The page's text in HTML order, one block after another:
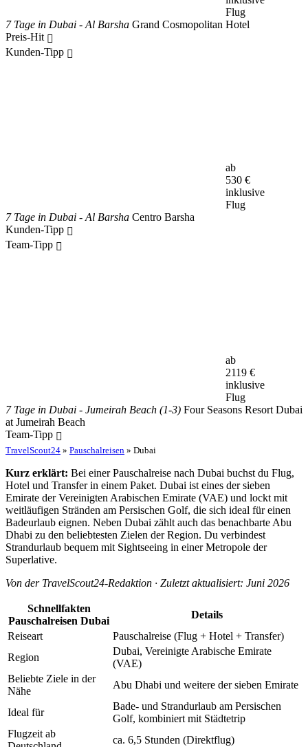
Flug
7 Tage in Dubai - Al Barsha Grand Cosmopolitan Hotel
Preis-Hit
Kunden-Tipp
ab
530 €
inklusive
Flug
7 Tage in Dubai - Al Barsha Centro Barsha
Kunden-Tipp
Team-Tipp
ab
2119 €
inklusive
Flug
7 Tage in Dubai - Jumeirah Beach (1-3) Four Seasons Resort Dubai
at Jumeirah Beach
Team-Tipp
TravelScout24 » Pauschalreisen » Dubai
Kurz erklärt: Bei einer Pauschalreise nach Dubai buchst du Flug,
Hotel und Transfer in einem Paket. Dubai ist eines der sieben
Emirate der Vereinigten Arabischen Emirate (VAE) und lockt mit
weitläufigen Stränden am Persischen Golf, die sich ideal für einen
Badeurlaub eignen. Neben Dubai zählt auch das benachbarte Abu
Dhabi zu den beliebtesten Zielen der Region. Du verbindest
Strandurlaub bequem mit Sightseeing in einer Metropole der
Superlative.
Von der TravelScout24-Redaktion · Zuletzt aktualisiert: Juni 2026
Schnellfakten
Pauschalreisen Dubai
Details
Reiseart
Pauschalreise (Flug + Hotel + Transfer)
Region
Dubai, Vereinigte Arabische Emirate
(VAE)
Beliebte Ziele in der
Nähe
Abu Dhabi und weitere der sieben Emirate
Ideal für
Bade- und Strandurlaub am Persischen
Golf, kombiniert mit Städtetrip
Flugzeit ab
ca. 6,5 Stunden (Direktflug)